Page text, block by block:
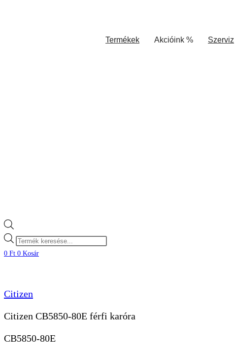
Termékek Akcióink % Szerviz
Products
search
0 Ft 0 Kosár
Citizen
Citizen CB5850-80E férfi karóra
CB5850-80E